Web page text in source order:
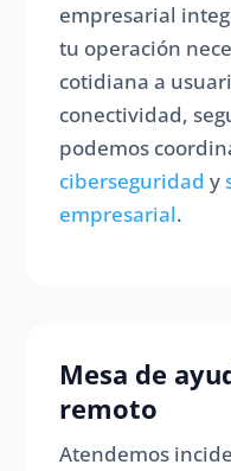
empresarial
tu operación
cotidiana a
conectividad,
podemos
ciberseguridad y
empresarial.
Mesa de
remoto
Atendemos